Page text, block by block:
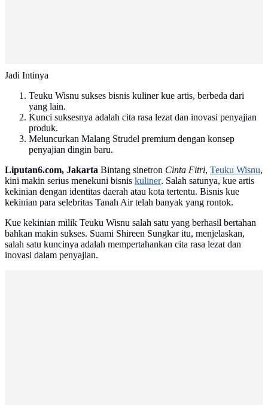
Jadi Intinya
Teuku Wisnu sukses bisnis kuliner kue artis, berbeda dari
yang lain.
Kunci suksesnya adalah cita rasa lezat dan inovasi penyajian
produk.
Meluncurkan Malang Strudel premium dengan konsep
penyajian dingin baru.
Liputan6.com, Jakarta Bintang sinetron Cinta Fitri, Teuku Wisnu,
kini makin serius menekuni bisnis kuliner. Salah satunya, kue artis
kekinian dengan identitas daerah atau kota tertentu. Bisnis kue
kekinian para selebritas Tanah Air telah banyak yang rontok.
Kue kekinian milik Teuku Wisnu salah satu yang berhasil bertahan
bahkan makin sukses. Suami Shireen Sungkar itu, menjelaskan,
salah satu kuncinya adalah mempertahankan cita rasa lezat dan
inovasi dalam penyajian.